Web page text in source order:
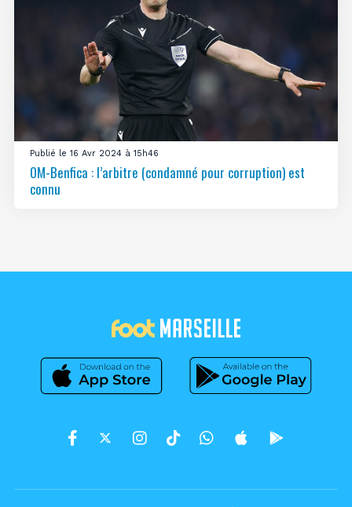
Publié le 16 Avr 2024 à 15h46
OM-Benfica : l’arbitre (condamné pour corruption) est
connu